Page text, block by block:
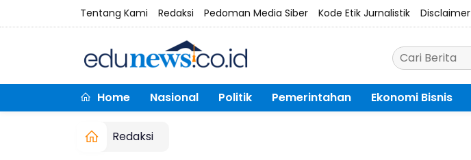
Tentang Kami Redaksi Pedoman Media Siber Kode Etik Jurnalistik Disclaimer
Home Nasional Politik Pemerintahan Ekonomi Bisnis
Redaksi